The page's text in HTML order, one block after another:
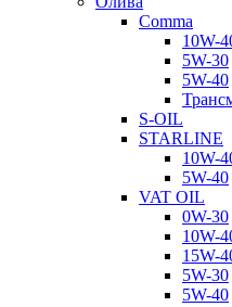
Comma
10W-
5W-30
5W-40
S-OIL
STARLINE
10W-
5W-40
VAT OIL
0W-30
10W-
15W-
5W-30
5W-40